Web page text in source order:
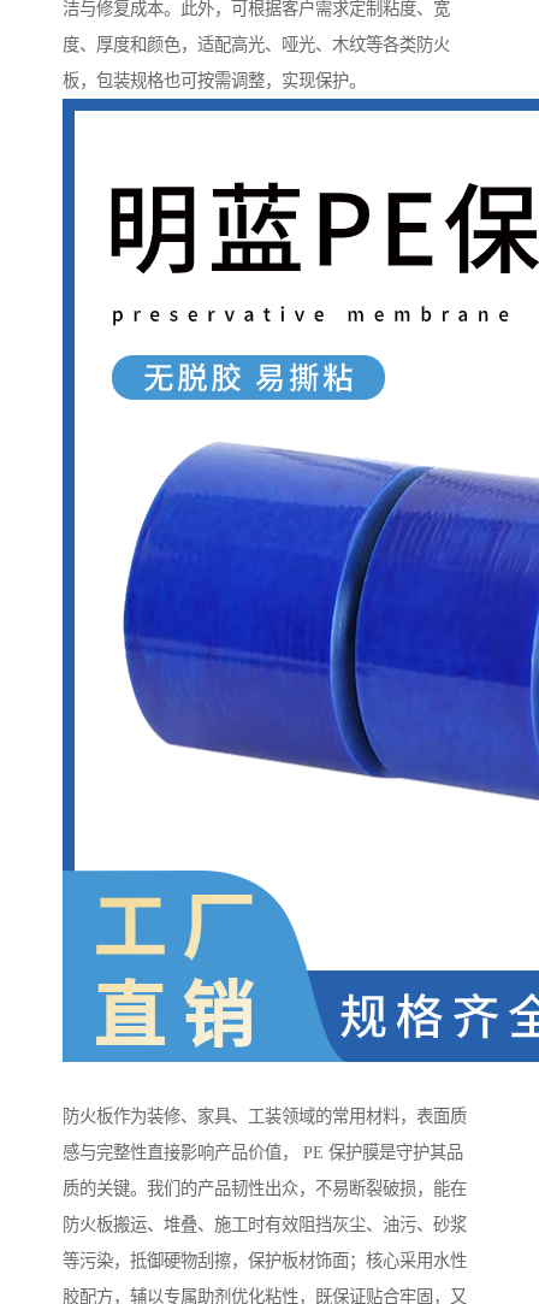
洁与修复成本。此外，可根据客户需求定制粘度、宽
度、厚度和颜色，适配高光、哑光、木纹等各类防火
板，包装规格也可按需调整，实现保护。
防火板作为装修、家具、工装领域的常用材料，表面质
感与完整性直接影响产品价值， PE 保护膜是守护其品
质的关键。我们的产品韧性出众，不易断裂破损，能在
防火板搬运、堆叠、施工时有效阻挡灰尘、油污、砂浆
等污染，抵御硬物刮擦，保护板材饰面；核心采用水性
胶配方，辅以专属助剂优化粘性，既保证贴合牢固，又